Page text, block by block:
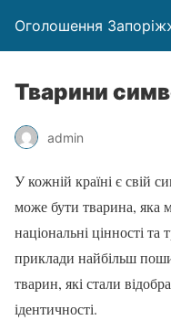
Оголошення
Тварини
admin
У кожній країні є свій
може бути тварина, яка
національні цінності та
приклади найбільш
тварин, які стали
ідентичності.